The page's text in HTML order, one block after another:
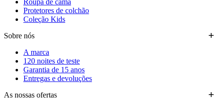
Protetores de colchão
Coleção Kids
Sobre nós
A marca
120 noites de teste
Garantia de 15 anos
Entregas e devoluções
As nossas ofertas